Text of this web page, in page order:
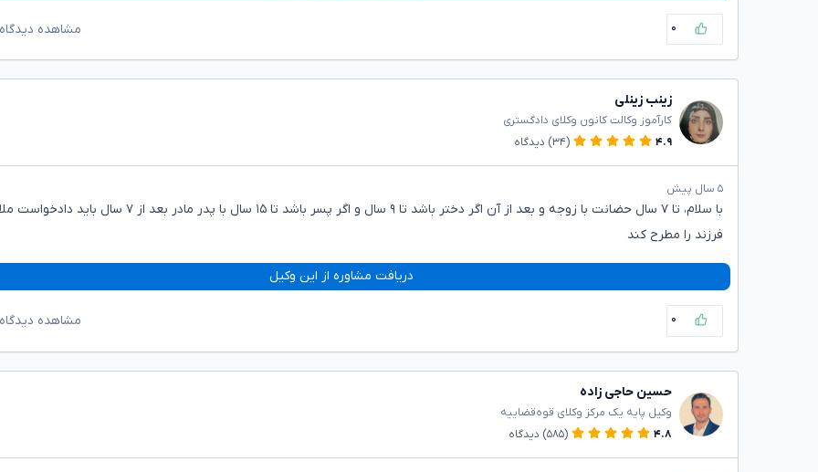
۰ مشاهده
زینب زینلی
کارآموز وکالت کانون وکلای دادگستری
۴.۹
(۳۴) دیدگاه
۵ سال پیش
با سلام، تا ۷ سال حضانت با زوجه و بعد از آن اگر دختر باشد تا ۹ سال و اگر پسر باشد تا ۱۵ سال با پدر مادر بعد از ۷
فرزند را مطرح کند
دریافت مشاوره از این وکیل
۰ مشاهده
حسین حاجی زاده
وکیل پایه یک مرکز وکلای قوه‌قضاییه
۴.۸
(۵۸۵) دیدگاه